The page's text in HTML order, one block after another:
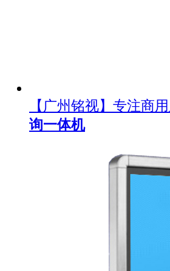
【广州铭视】专注商
询一体机